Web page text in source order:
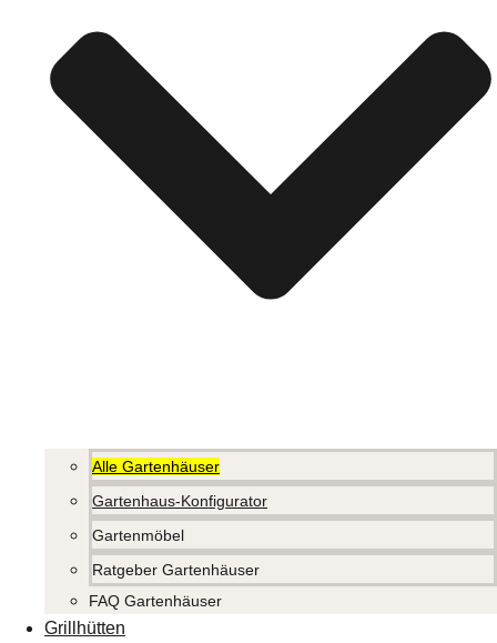
Alle Gartenhäuser
Gartenhaus-Konfigurator
Gartenmöbel
Ratgeber Gartenhäuser
FAQ Gartenhäuser
Grillhütten